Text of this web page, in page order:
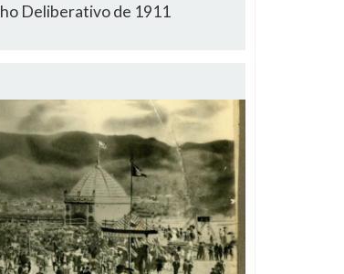
Deliberativo de 1911